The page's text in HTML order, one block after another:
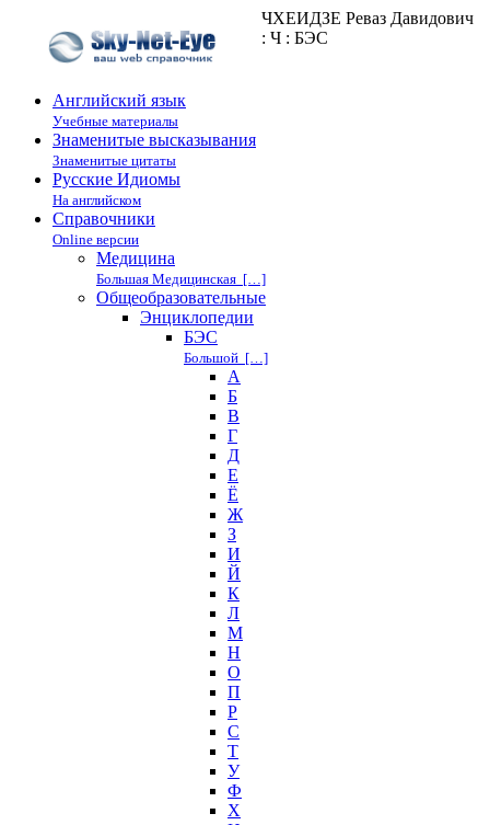
ЧХЕИДЗЕ Реваз Давидович
: Ч : БЭС
Английский язык
Учебные материалы
Знаменитые высказывания
Знаменитые цитаты
Русские Идиомы
На английском
Справочники
Online версии
Медицина
Большая Медицинская […]
Общеобразовательные
Энциклопедии
БЭС
Большой […]
А
Б
В
Г
Д
Е
Ё
Ж
З
И
Й
К
Л
М
Н
О
П
Р
С
Т
У
Ф
Х